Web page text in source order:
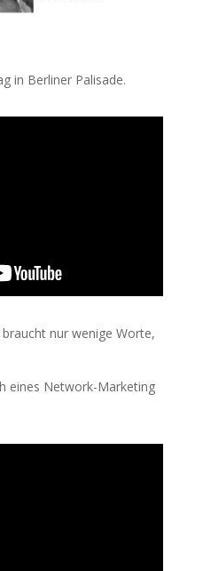
in Berliner Palisade.
nur wenige Worte,
eines Network-Marketing